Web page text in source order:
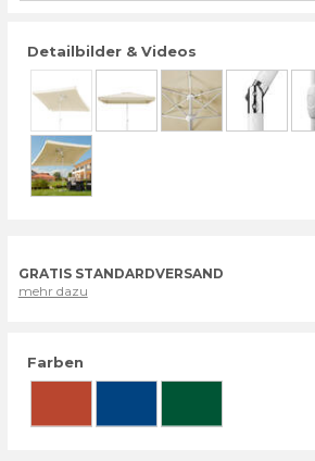
Detailbilder & Videos
GRATIS STANDARDVERSAND
mehr dazu
Farben